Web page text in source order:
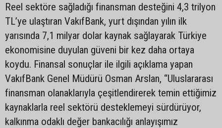
Reel sektöre sağladığı finansman desteğini 4,3 trilyon
TL’ye ulaştıran VakıfBank, yurt dışından yılın ilk
yarısında 7,1 milyar dolar kaynak sağlayarak Türkiye
ekonomisine duyulan güveni bir kez daha ortaya
koydu. Finansal sonuçlar ile ilgili açıklama yapan
VakıfBank Genel Müdürü Osman Arslan, “Uluslararası
finansman olanaklarıyla çeşitlendirerek temin ettiğimiz
kaynaklarla reel sektörü desteklemeyi sürdürüyor,
kalkınma odaklı değer bankacılığı anlayışımız